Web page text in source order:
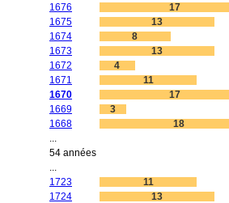
1676
17
1675
13
1674
8
1673
13
1672
4
1671
11
1670
17
1669
3
1668
18
54 années
1723
11
1724
13